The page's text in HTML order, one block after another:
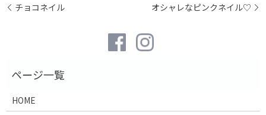
チョコネイル オシャレなピンクネイル♡
HOME